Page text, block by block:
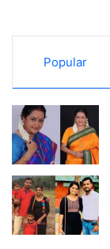
Popular